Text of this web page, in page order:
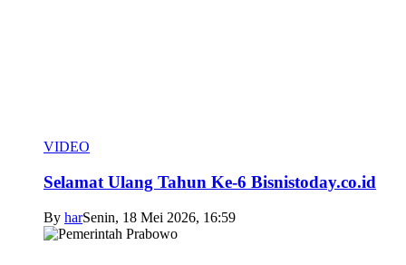
VIDEO
Selamat Ulang Tahun Ke-6 Bisnistoday.co.id
By harSenin, 18 Mei 2026, 16:59